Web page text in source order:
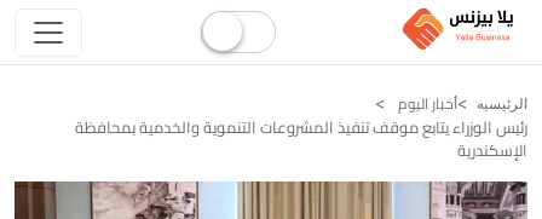
الرئيسيه أخبار اليوم
رئيس الوزراء يتابع موقف تنفيذ المشروعات التنموية والخدمية بمحافظة
الإسكندرية